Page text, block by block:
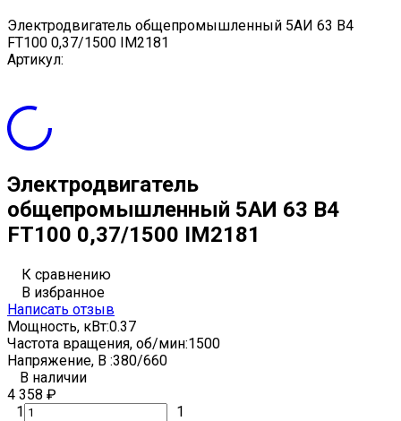
Электродвигатель общепромышленный 5АИ 63 В4
FT100 0,37/1500 IM2181
Артикул:
Электродвигатель
общепромышленный 5АИ 63 В4
FT100 0,37/1500 IM2181
К сравнению
В избранное
Написать отзыв
Мощность, кВт:0.37
Частота вращения, об/мин:1500
Напряжение, В :380/660
В наличии
4 358 ₽
1
1